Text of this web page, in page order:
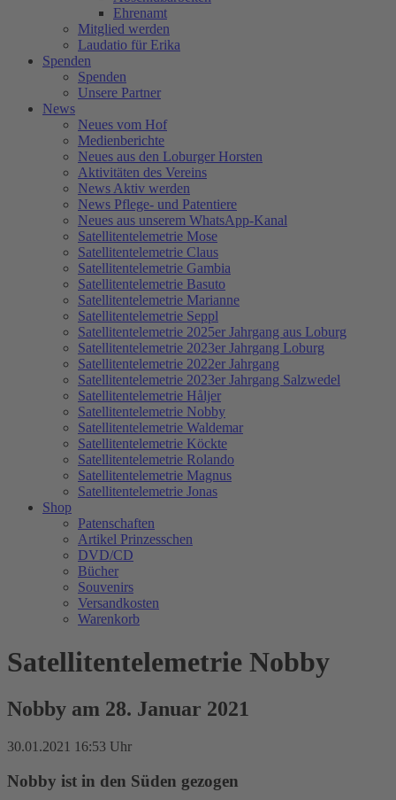
Ehrenamt
Mitglied werden
Laudatio für Erika
Spenden
Spenden
Unsere Partner
News
Neues vom Hof
Medienberichte
Neues aus den Loburger Horsten
Aktivitäten des Vereins
News Aktiv werden
News Pflege- und Patentiere
Neues aus unserem WhatsApp-Kanal
Satellitentelemetrie Mose
Satellitentelemetrie Claus
Satellitentelemetrie Gambia
Satellitentelemetrie Basuto
Satellitentelemetrie Marianne
Satellitentelemetrie Seppl
Satellitentelemetrie 2025er Jahrgang aus Loburg
Satellitentelemetrie 2023er Jahrgang Loburg
Satellitentelemetrie 2022er Jahrgang
Satellitentelemetrie 2023er Jahrgang Salzwedel
Satellitentelemetrie Håljer
Satellitentelemetrie Nobby
Satellitentelemetrie Waldemar
Satellitentelemetrie Köckte
Satellitentelemetrie Rolando
Satellitentelemetrie Magnus
Satellitentelemetrie Jonas
Shop
Patenschaften
Artikel Prinzesschen
DVD/CD
Bücher
Souvenirs
Versandkosten
Warenkorb
Satellitentelemetrie Nobby
Nobby am 28. Januar 2021
30.01.2021 16:53 Uhr
Nobby ist in den Süden gezogen